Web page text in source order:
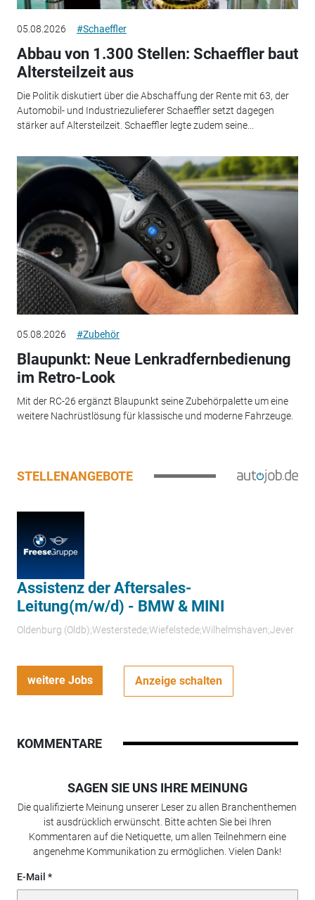
05.08.2026 #Schaeffler
Abbau von 1.300 Stellen: Schaeffler baut
Altersteilzeit aus
Die Politik diskutiert über die Abschaffung der Rente mit 63, der
Automobil- und Industriezulieferer Schaeffler setzt dagegen
stärker auf Altersteilzeit. Schaeffler legte zudem seine...
05.08.2026 #Zubehör
Blaupunkt: Neue Lenkradfernbedienung
im Retro-Look
Mit der RC-26 ergänzt Blaupunkt seine Zubehörpalette um eine
weitere Nachrüstlösung für klassische und moderne Fahrzeuge.
STELLENANGEBOTE
Assistenz der Aftersales-
Leitung(m/w/d) - BMW & MINI
Oldenburg (Oldb);Westerstede;Wiefelstede;Wilhelmshaven;Jever
weitere Jobs Anzeige schalten
KOMMENTARE
SAGEN SIE UNS IHRE MEINUNG
Die qualifizierte Meinung unserer Leser zu allen Branchenthemen
ist ausdrücklich erwünscht. Bitte achten Sie bei Ihren
Kommentaren auf die Netiquette, um allen Teilnehmern eine
angenehme Kommunikation zu ermöglichen. Vielen Dank!
E-Mail